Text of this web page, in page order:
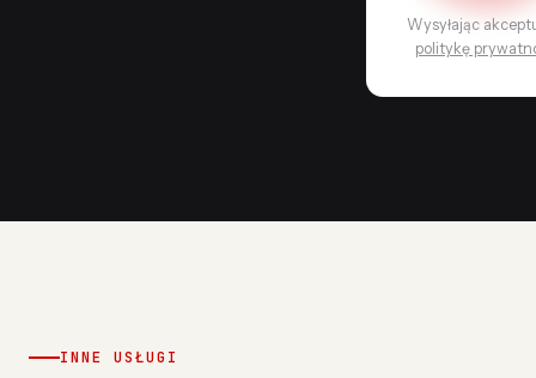
Wysyłając
politykę
INNE USŁUGI